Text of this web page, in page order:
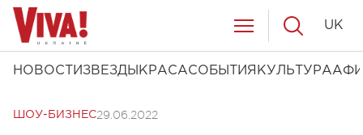
НОВОСТИ ЗВЕЗДЫ КРАСАСОБЫТИЯ КУЛЬТУРА
UK
ШОУ-БИЗНЕС29.06.2022